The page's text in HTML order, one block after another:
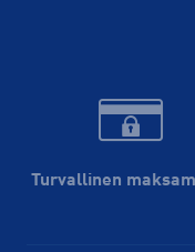
Turvallinen